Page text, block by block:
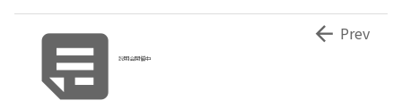
説明会開催中
 Prev